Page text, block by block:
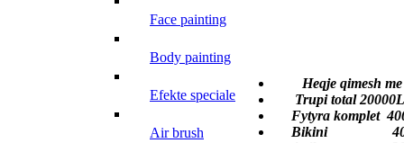
face painting
body painting
efekte speciale
air brush
Heqje qimesh
Trupi total 20000L
Fytyra komplet
Bikini